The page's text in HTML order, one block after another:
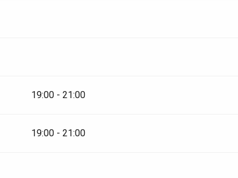
19:00 - 21:00
19:00 - 21:00